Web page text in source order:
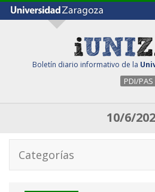
Boletín diario informativo de la
PDI/PAS
10/6/
Categorías